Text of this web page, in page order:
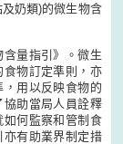
奶類)的微生物含
量指引》。微生
物訂定準則，亦
用以反映食物的
協助當局人員詮釋
何監察和管制食
有助業界制定措